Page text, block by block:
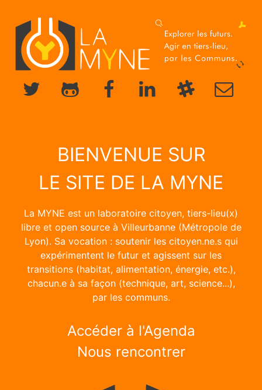
BIENVENUE SUR
LE SITE DE LA MYNE
La MYNE est un laboratoire citoyen, tiers-lieu(x)
libre et open source à Villeurbanne (Métropole de
Lyon). Sa vocation : soutenir les citoyen.ne.s qui
expérimentent le futur et agissent sur les
transitions (habitat, alimentation, énergie, etc.),
chacun.e à sa façon (technique, art, science...),
par les communs.
Accéder à l'Agenda
Nous rencontrer